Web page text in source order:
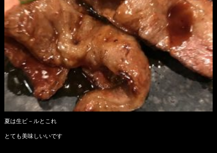
夏は生ビ－ルとこれ
とても美味しいいです